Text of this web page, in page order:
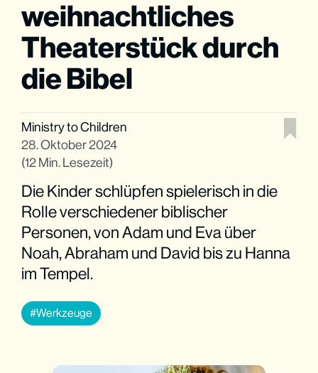
weihnachtliches
Theaterstück durch
die Bibel
Ministry to Children
28. Oktober 2024
(12 Min. Lesezeit)
Die Kinder schlüpfen spielerisch in die
Rolle verschiedener biblischer
Personen, von Adam und Eva über
Noah, Abraham und David bis zu Hanna
im Tempel.
Werkzeuge